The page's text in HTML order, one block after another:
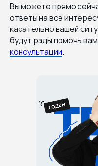
Вы можете прямо
ответы на все
касательно вашей
будут рады помочь
консультации.